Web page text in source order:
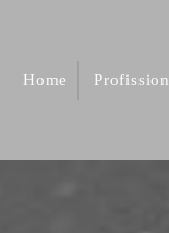
Home